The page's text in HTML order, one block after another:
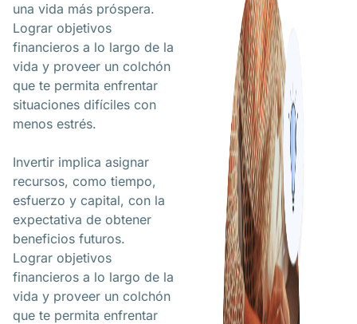
una vida más próspera.
Lograr objetivos
financieros a lo largo de la
vida y proveer un colchón
que te permita enfrentar
situaciones difíciles con
menos estrés.
Invertir implica asignar
recursos, como tiempo,
esfuerzo y capital, con la
expectativa de obtener
beneficios futuros.
Lograr objetivos
financieros a lo largo de la
vida y proveer un colchón
que te permita enfrentar